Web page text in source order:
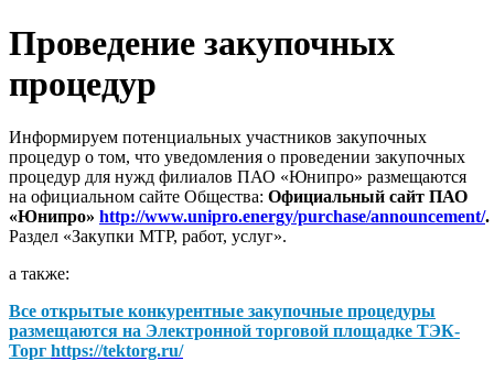
Проведение закупочных
процедур
Информируем потенциальных участников закупочных
процедур о том, что уведомления о проведении закупочных
процедур для нужд филиалов ПАО «Юнипро» размещаются
на официальном сайте Общества: Официальный сайт ПАО
«Юнипро» http://www.unipro.energy/purchase/announcement/.
Раздел «Закупки МТР, работ, услуг».
а также:
Все открытые конкурентные закупочные процедуры
размещаются на Электронной торговой площадке ТЭК-
Торг https://tektorg.ru/